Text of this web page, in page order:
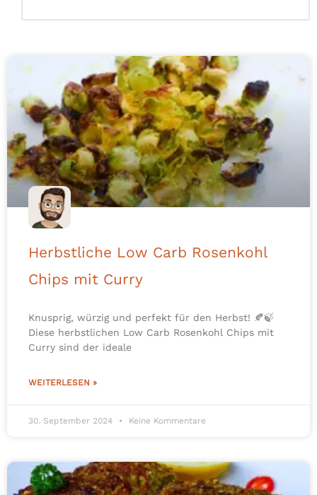
Herbstliche Low Carb Rosenkohl
Chips mit Curry
Knusprig, würzig und perfekt für den Herbst! 🍂🍃
Diese herbstlichen Low Carb Rosenkohl Chips mit
Curry sind der ideale
WEITERLESEN »
30. September 2024 Keine Kommentare